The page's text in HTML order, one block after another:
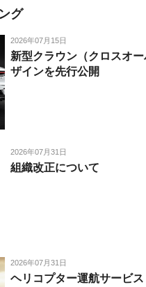
グ
2026年07月15日
新型クラウン（クロスオ
ザインを先行公開
2026年07月31日
組織改正について
2026年07月31日
ヘリコプター運航サービ